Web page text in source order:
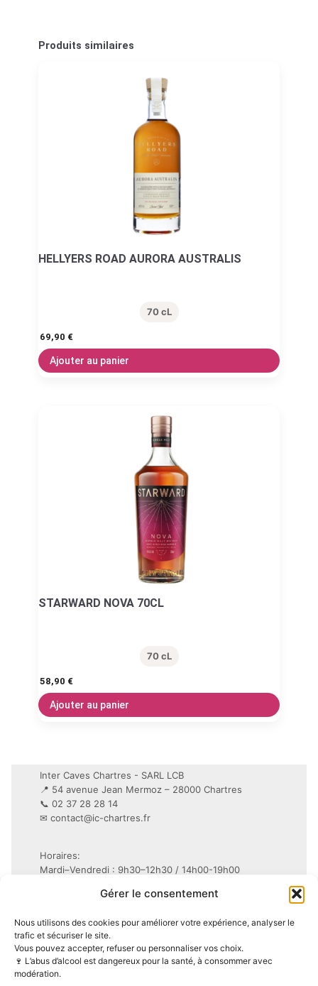
Gérer le consentement
Nous utilisons des cookies pour améliorer votre expérience, analyser le
trafic et sécuriser le site.
Vous pouvez accepter, refuser ou personnaliser vos choix.
🍷 L’abus d’alcool est dangereux pour la santé, à consommer avec
modération.
Produits similaires
HELLYERS ROAD AURORA AUSTRALIS
70 cL
69,90 €
Ajouter au panier
STARWARD NOVA 70CL
70 cL
58,90 €
Ajouter au panier
Inter Caves Chartres - SARL LCB
📍 54 avenue Jean Mermoz – 28000 Chartres
📞 02 37 28 28 14
✉ contact@ic-chartres.fr
Horaires:
Mardi–Vendredi : 9h30–12h30 / 14h00-19h00
Conditions Générales de Vente (CGV)
Mentions légales
Politique de confidentialité (RGPD)
Politique de cookies (UE)